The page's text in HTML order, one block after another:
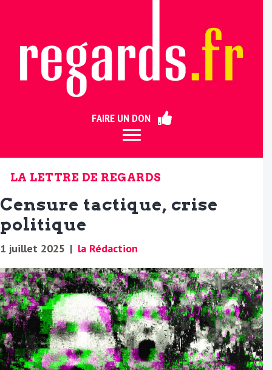
FAIRE UN DON
LA LETTRE DE REGARDS
Censure tactique, crise
politique
1 juillet 2025 | la Rédaction